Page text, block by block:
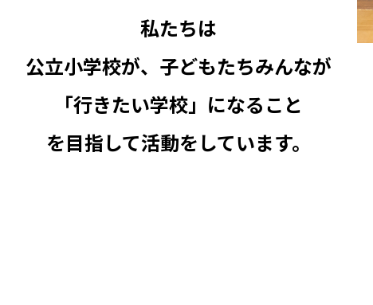
私たちは
公立小学校が、子どもたちみんなが
「行きたい学校」になること
を目指して活動をしています。